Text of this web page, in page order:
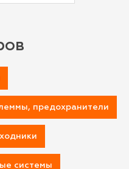
предохранители
системы